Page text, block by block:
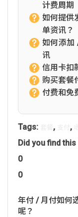
计费周期
如何提供
单资讯？
如何添加
讯
信用卡扣
购买套餐
付费和免
Tags: , ,
Did you find this
0
0
年付 / 月付如何
呢？